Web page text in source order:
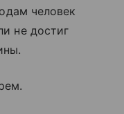
человек
не достиг